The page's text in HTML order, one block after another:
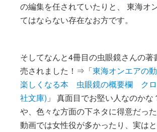
の編集を任されていたりと、 東海オ
てはならない存在なお方です。
そしてなんと4冊目の虫眼鏡さんの著
売されました！⇒「東海オンエアの
楽しくなる本 虫眼鏡の概要欄 クロ
社文庫) 」 真面目でお堅い人なのかな
や、色々な方面の下ネタに得意だっ
動画では女性役が多かったり、実は